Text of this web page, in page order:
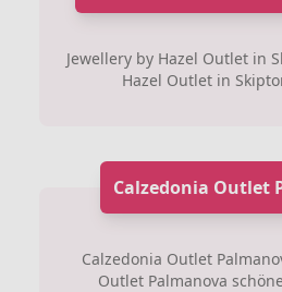
Jewellery by Hazel Outlet in
Hazel Outlet in
Calzedonia Outlet
Calzedonia Outlet
Outlet Palmanova